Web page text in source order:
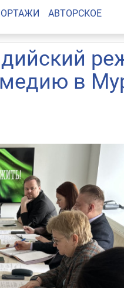
АВТОРСКОЕ
в